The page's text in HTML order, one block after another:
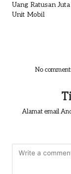
Uang Ratusan
Unit Mobil
No
Alamat email